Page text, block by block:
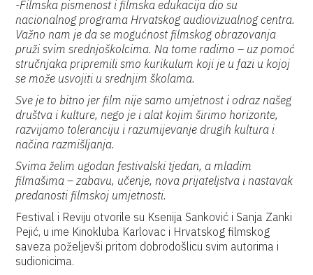
-Filmska pismenost i filmska edukacija dio su
nacionalnog programa Hrvatskog audiovizualnog centra.
Važno nam je da se mogućnost filmskog obrazovanja
pruži svim srednjoškolcima. Na tome radimo – uz pomoć
stručnjaka pripremili smo kurikulum koji je u fazi u kojoj
se može usvojiti u srednjim školama.
Sve je to bitno jer film nije samo umjetnost i odraz našeg
društva i kulture, nego je i alat kojim širimo horizonte,
razvijamo toleranciju i razumijevanje drugih kultura i
načina razmišljanja.
Svima želim ugodan festivalski tjedan, a mladim
filmašima – zabavu, učenje, nova prijateljstva i nastavak
predanosti filmskoj umjetnosti.
Festival i Reviju otvorile su Ksenija Sanković i Sanja Zanki
Pejić, u ime Kinokluba Karlovac i Hrvatskog filmskog
saveza poželjevši pritom dobrodošlicu svim autorima i
sudionicima.